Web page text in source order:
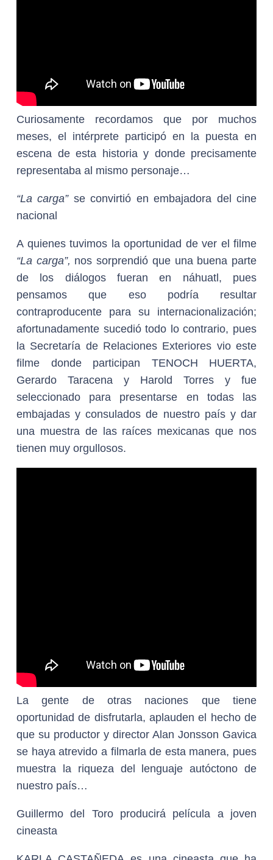
Curiosamente recordamos que por muchos
meses, el intérprete participó en la puesta en
escena de esta historia y donde precisamente
representaba al mismo personaje…
“La carga”se convirtió en embajadora del cine
nacional
A quienes tuvimos la oportunidad de ver el filme
“La carga”, nos sorprendió que una buena parte
de los diálogos fueran en náhuatl, pues
pensamos que eso podría resultar
contraproducente para su internacionalización;
afortunadamente sucedió todo lo contrario, pues
la Secretaría de Relaciones Exteriores vio este
filme donde participan TENOCH HUERTA,
Gerardo Taracena y Harold Torres y fue
seleccionado para presentarse en todas las
embajadas y consulados de nuestro país y dar
una muestra de las raíces mexicanas que nos
tienen muy orgullosos.
La gente de otras naciones que tiene
oportunidad de disfrutarla, aplauden el hecho de
que su productor y director Alan Jonsson Gavica
se haya atrevido a filmarla de esta manera, pues
muestra la riqueza del lenguaje autóctono de
nuestro país…
Guillermo del Toro producirá película a joven
cineasta